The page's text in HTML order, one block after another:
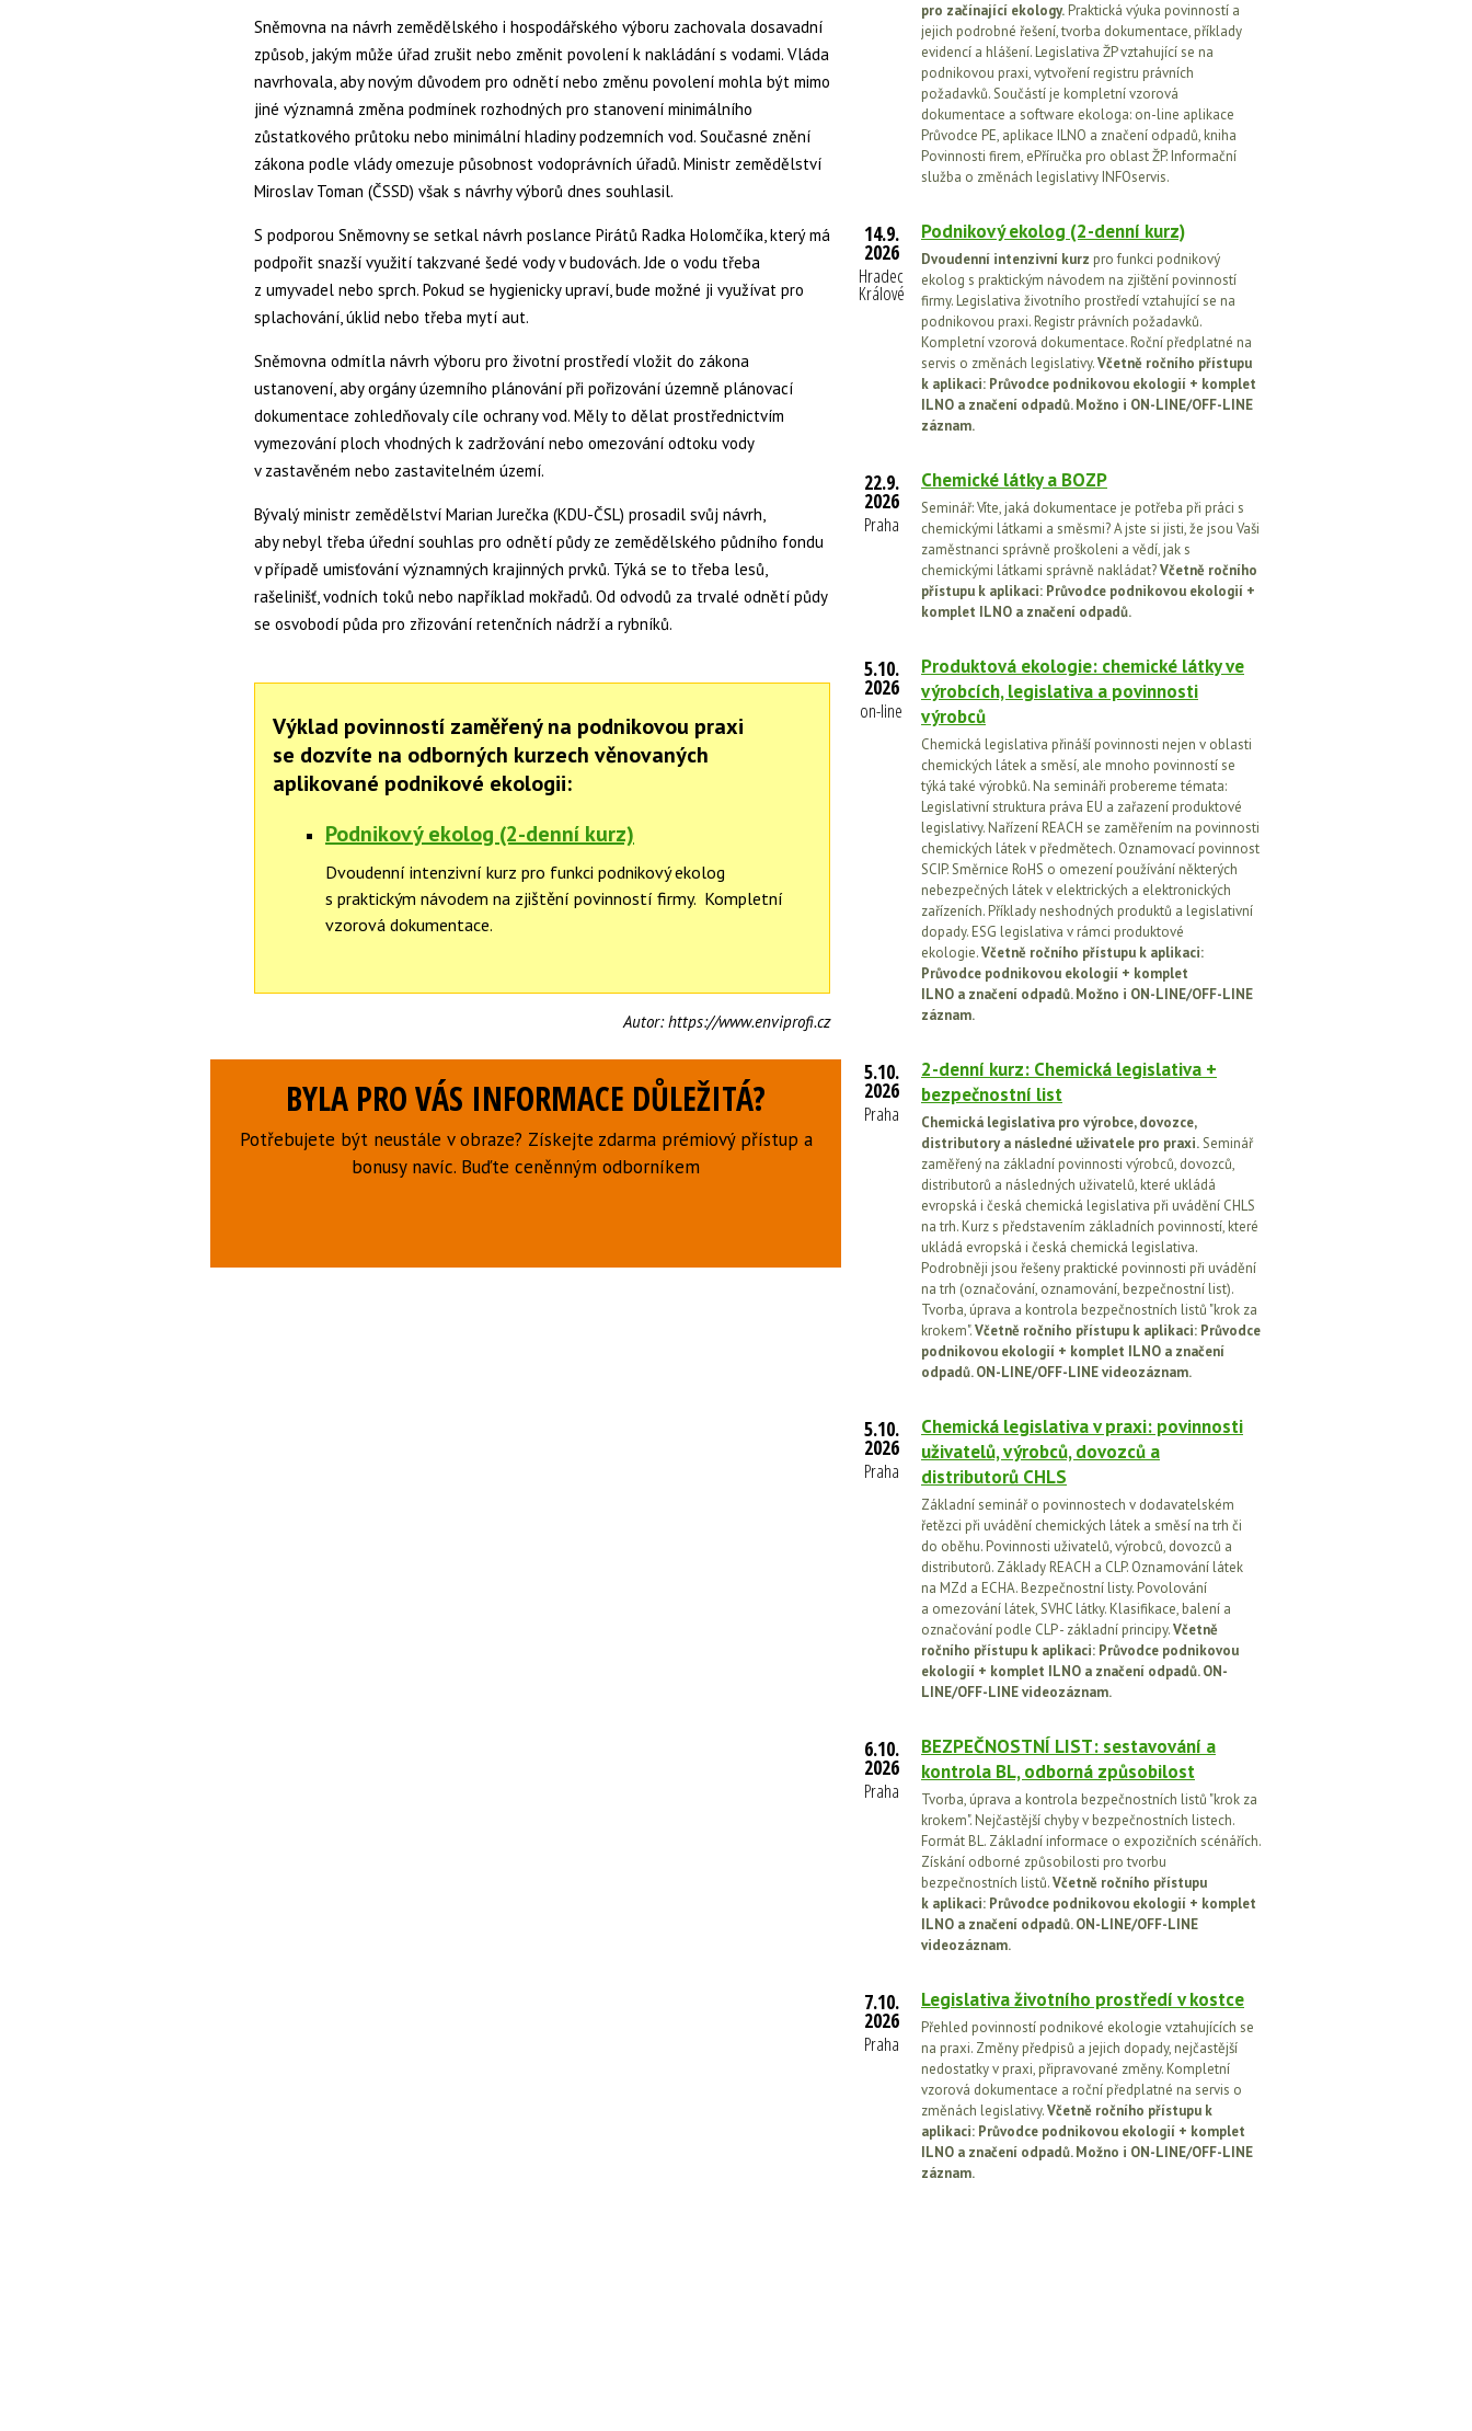
Sněmovna na návrh zemědělského i hospodářského výboru zachovala dosavadní
způsob, jakým může úřad zrušit nebo změnit povolení k nakládání s vodami. Vláda
navrhovala, aby novým důvodem pro odnětí nebo změnu povolení mohla být mimo
jiné významná změna podmínek rozhodných pro stanovení minimálního
zůstatkového průtoku nebo minimální hladiny podzemních vod. Současné znění
zákona podle vlády omezuje působnost vodoprávních úřadů. Ministr zemědělství
Miroslav Toman (ČSSD) však s návrhy výborů dnes souhlasil.
S podporou Sněmovny se setkal návrh poslance Pirátů Radka Holomčíka, který má
podpořit snazší využití takzvané šedé vody v budovách. Jde o vodu třeba
z umyvadel nebo sprch. Pokud se hygienicky upraví, bude možné ji využívat pro
splachování, úklid nebo třeba mytí aut.
Sněmovna odmítla návrh výboru pro životní prostředí vložit do zákona
ustanovení, aby orgány územního plánování při pořizování územně plánovací
dokumentace zohledňovaly cíle ochrany vod. Měly to dělat prostřednictvím
vymezování ploch vhodných k zadržování nebo omezování odtoku vody
v zastavěném nebo zastavitelném území.
Bývalý ministr zemědělství Marian Jurečka (KDU-ČSL) prosadil svůj návrh,
aby nebyl třeba úřední souhlas pro odnětí půdy ze zemědělského půdního fondu
v případě umisťování významných krajinných prvků. Týká se to třeba lesů,
rašelinišť, vodních toků nebo například mokřadů. Od odvodů za trvalé odnětí půdy
se osvobodí půda pro zřizování retenčních nádrží a rybníků.
Výklad povinností zaměřený na podnikovou praxi
se dozvíte na odborných kurzech věnovaných
aplikované podnikové ekologii:
Podnikový ekolog (2-denní kurz)
Dvoudenní intenzivní kurz pro funkci podnikový ekolog
s praktickým návodem na zjištění povinností firmy. Kompletní
vzorová dokumentace.
Autor:https://www.enviprofi.cz
BYLA PRO VÁS INFORMACE DŮLEŽITÁ?
Potřebujete být neustále v obraze? Získejte zdarma prémiový přístup a
bonusy navíc. Buďte ceněnným odborníkem
pro začínající ekology. Praktická výuka povinností a
jejich podrobné řešení, tvorba dokumentace, příklady
evidencí a hlášení. Legislativa ŽP vztahující se na
podnikovou praxi, vytvoření registru právních
požadavků. Součástí je kompletní vzorová
dokumentace a software ekologa: on-line aplikace
Průvodce PE, aplikace ILNO a značení odpadů, kniha
Povinnosti firem, ePříručka pro oblast ŽP. Informační
služba o změnách legislativy INFOservis.
14.9.
2026
Hradec
Králové
Podnikový ekolog (2-denní kurz)
Dvoudenní intenzivní kurz pro funkci podnikový
ekolog s praktickým návodem na zjištění povinností
firmy. Legislativa životního prostředí vztahující se na
podnikovou praxi. Registr právních požadavků.
Kompletní vzorová dokumentace. Roční předplatné na
servis o změnách legislativy.Včetně ročního přístupu
k aplikaci: Průvodce podnikovou ekologií + komplet
ILNO a značení odpadů. Možno i ON-LINE/OFF-LINE
záznam.
22.9.
2026
Praha
Chemické látky a BOZP
Seminář: Víte, jaká dokumentace je potřeba při práci s
chemickými látkami a směsmi? A jste si jisti, že jsou Vaši
zaměstnanci správně proškoleni a vědí, jak s
chemickými látkami správně nakládat?Včetně ročního
přístupu k aplikaci: Průvodce podnikovou ekologií +
komplet ILNO a značení odpadů.
5.10.
2026
on-line
Produktová ekologie: chemické látky ve
výrobcích, legislativa a povinnosti
výrobců
Chemická legislativa přináší povinnosti nejen v oblasti
chemických látek a směsí, ale mnoho povinností se
týká také výrobků. Na semináři probereme témata:
Legislativní struktura práva EU a zařazení produktové
legislativy. Nařízení REACH se zaměřením na povinnosti
chemických látek v předmětech. Oznamovací povinnost
SCIP. Směrnice RoHS o omezení používání některých
nebezpečných látek v elektrických a elektronických
zařízeních. Příklady neshodných produktů a legislativní
dopady. ESG legislativa v rámci produktové
ekologie.Včetně ročního přístupu k aplikaci:
Průvodce podnikovou ekologií + komplet
ILNO a značení odpadů. Možno i ON-LINE/OFF-LINE
záznam.
5.10.
2026
Praha
2-denní kurz: Chemická legislativa +
bezpečnostní list
Chemická legislativa pro výrobce, dovozce,
distributory a následné uživatele pro praxi.Seminář
zaměřený na základní povinnosti výrobců, dovozců,
distributorů a následných uživatelů, které ukládá
evropská i česká chemická legislativa při uvádění CHLS
na trh. Kurz s představením základních povinností, které
ukládá evropská i česká chemická legislativa.
Podrobněji jsou řešeny praktické povinnosti při uvádění
na trh (označování, oznamování, bezpečnostní list).
Tvorba, úprava a kontrola bezpečnostních listů "krok za
krokem".Včetně ročního přístupu k aplikaci: Průvodce
podnikovou ekologií + komplet ILNO a značení
odpadů. ON-LINE/OFF-LINE videozáznam.
5.10.
2026
Praha
Chemická legislativa v praxi: povinnosti
uživatelů, výrobců, dovozců a
distributorů CHLS
Základní seminář o povinnostech v dodavatelském
řetězci při uvádění chemických látek a směsí na trh či
do oběhu. Povinnosti uživatelů, výrobců, dovozců a
distributorů. Základy REACH a CLP. Oznamování látek
na MZd a ECHA. Bezpečnostní listy. Povolování
a omezování látek, SVHC látky. Klasifikace, balení a
označování podle CLP - základní principy.Včetně
ročního přístupu k aplikaci: Průvodce podnikovou
ekologií + komplet ILNO a značení odpadů. ON-
LINE/OFF-LINE videozáznam.
6.10.
2026
Praha
BEZPEČNOSTNÍ LIST: sestavování a
kontrola BL, odborná způsobilost
Tvorba, úprava a kontrola bezpečnostních listů "krok za
krokem". Nejčastější chyby v bezpečnostních listech.
Formát BL. Základní informace o expozičních scénářích.
Získání odborné způsobilosti pro tvorbu
bezpečnostních listů.Včetně ročního přístupu
k aplikaci: Průvodce podnikovou ekologií + komplet
ILNO a značení odpadů. ON-LINE/OFF-LINE
videozáznam.
7.10.
2026
Praha
Legislativa životního prostředí v kostce
Přehled povinností podnikové ekologie vztahujících se
na praxi. Změny předpisů a jejich dopady, nejčastější
nedostatky v praxi, připravované změny. Kompletní
vzorová dokumentace a roční předplatné na servis o
změnách legislativy.Včetně ročního přístupu k
aplikaci: Průvodce podnikovou ekologií + komplet
ILNO a značení odpadů. Možno i ON-LINE/OFF-LINE
záznam.